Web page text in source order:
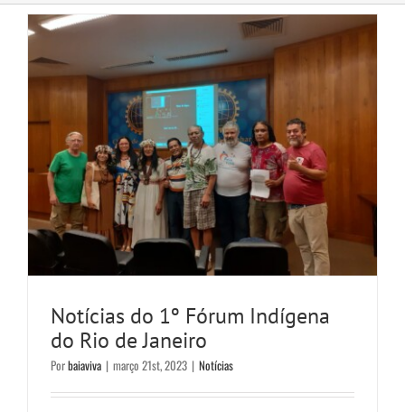
Notícias do 1º Fórum Indígena
do Rio de Janeiro
Porbaiaviva | março 21st, 2023 | Notícias